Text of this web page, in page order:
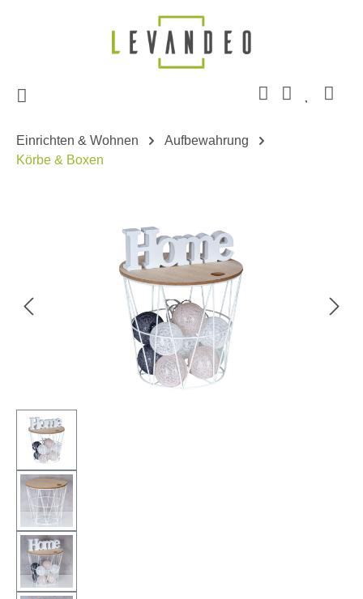
Zum Hauptinhalt springen
Einrichten & Wohnen
Aufbewahrung
Körbe & Boxen
Bildergalerie überspringen